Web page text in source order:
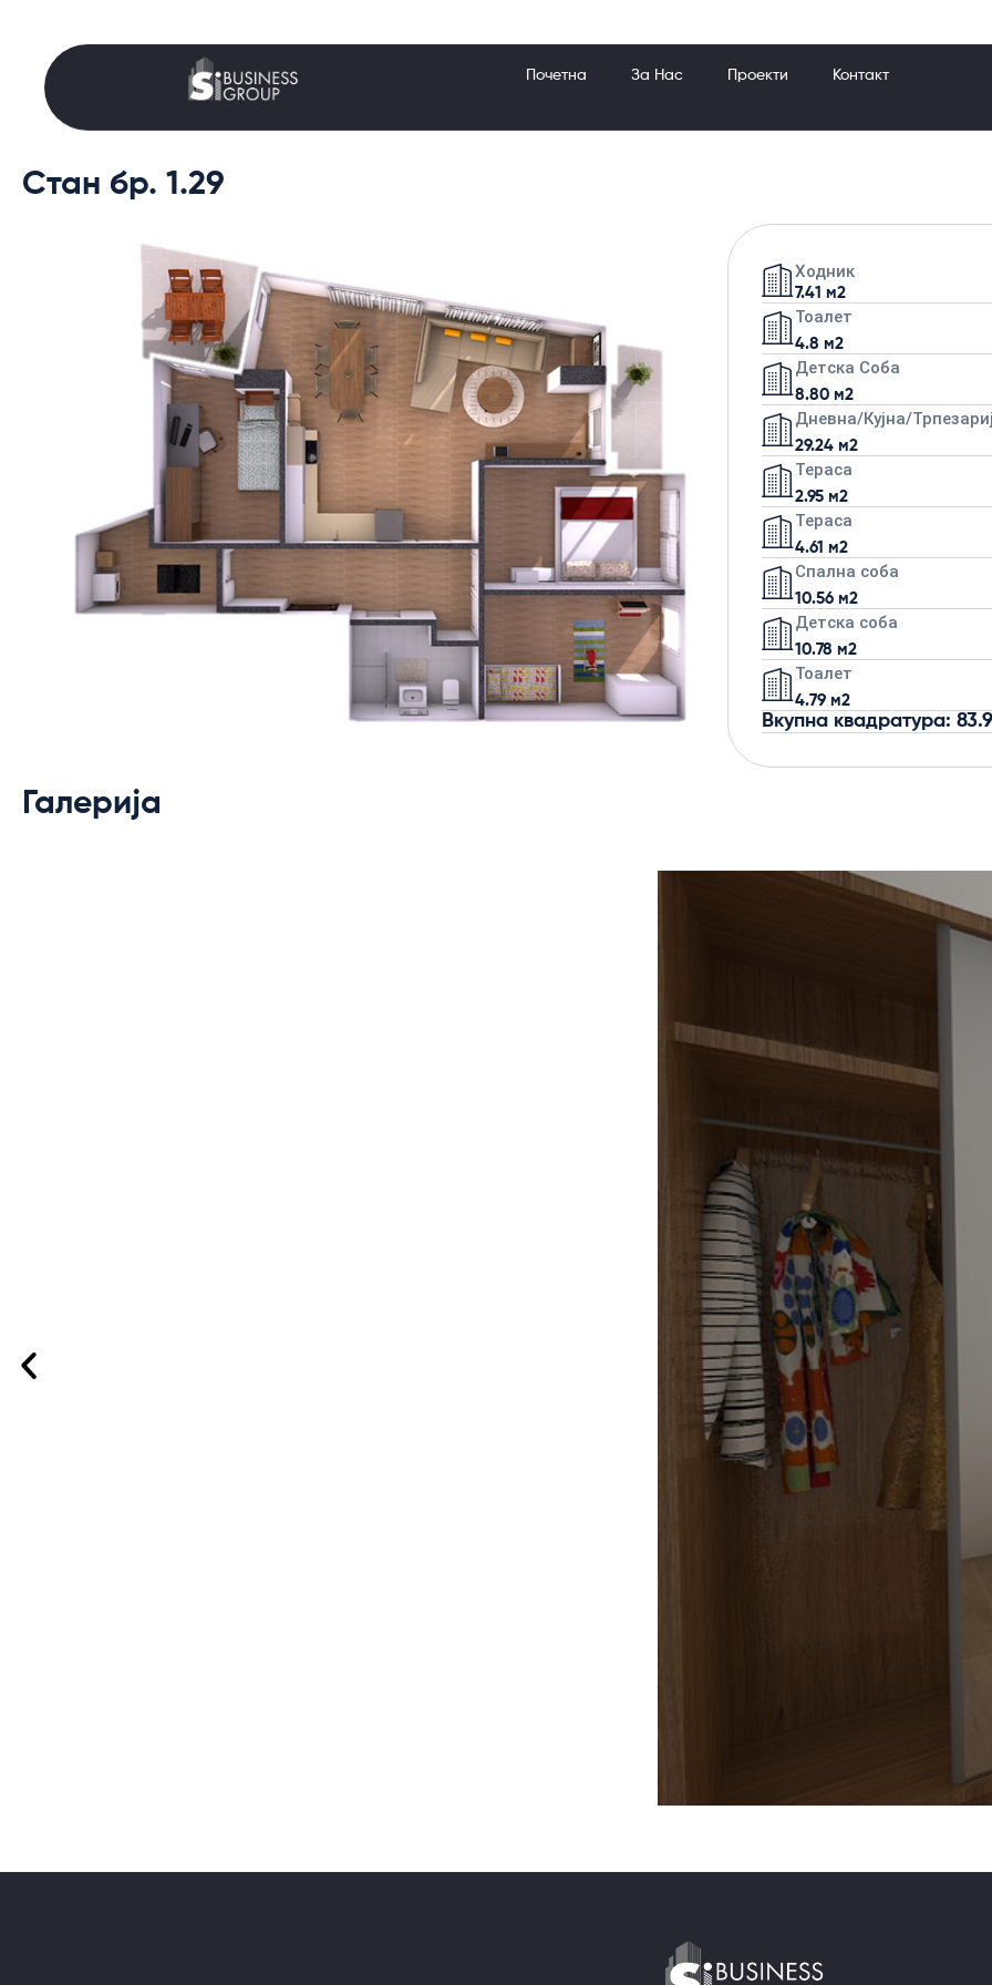
Почетна За Нас Проекти Контакт
Стан бр. 1.29
Ходник
7.41 м2
Тоалет
4.8 м2
Детска Соба
8.80 м2
Дневна/кујна/
29.24 м2
Тераса
2.95 м2
Тераса
4.61 м2
Спална соба
10.56 м2
Детска соба
10.78 м2
Тоалет
4.79 м2
Вкупна квадратура:
Галерија